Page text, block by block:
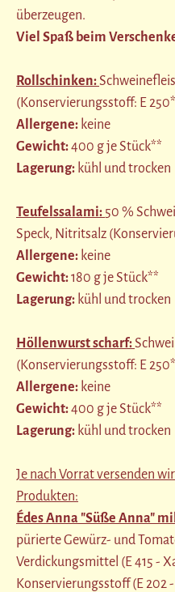
überzeugen.
Viel Spaß beim
Rollschinken:
(Konservierungsstoff: E
Allergene: keine
Gewicht:400 g je Stück**
Lagerung: kühl und trocken
Teufelssalami: 50 %
Speck, Nitritsalz
Allergene: keine
Gewicht:180 g je Stück**
Lagerung: kühl und trocken
Höllenwurst scharf:
(Konservierungsstoff: E
Allergene: keine
Gewicht:400 g je Stück**
Lagerung: kühl und trocken
Je nach Vorrat versenden
Produkten:
Édes Anna "Süße Anna"
pürierte Gewürz- und
Verdickungsmittel (E 415 -
Konservierungsstoff (E 202